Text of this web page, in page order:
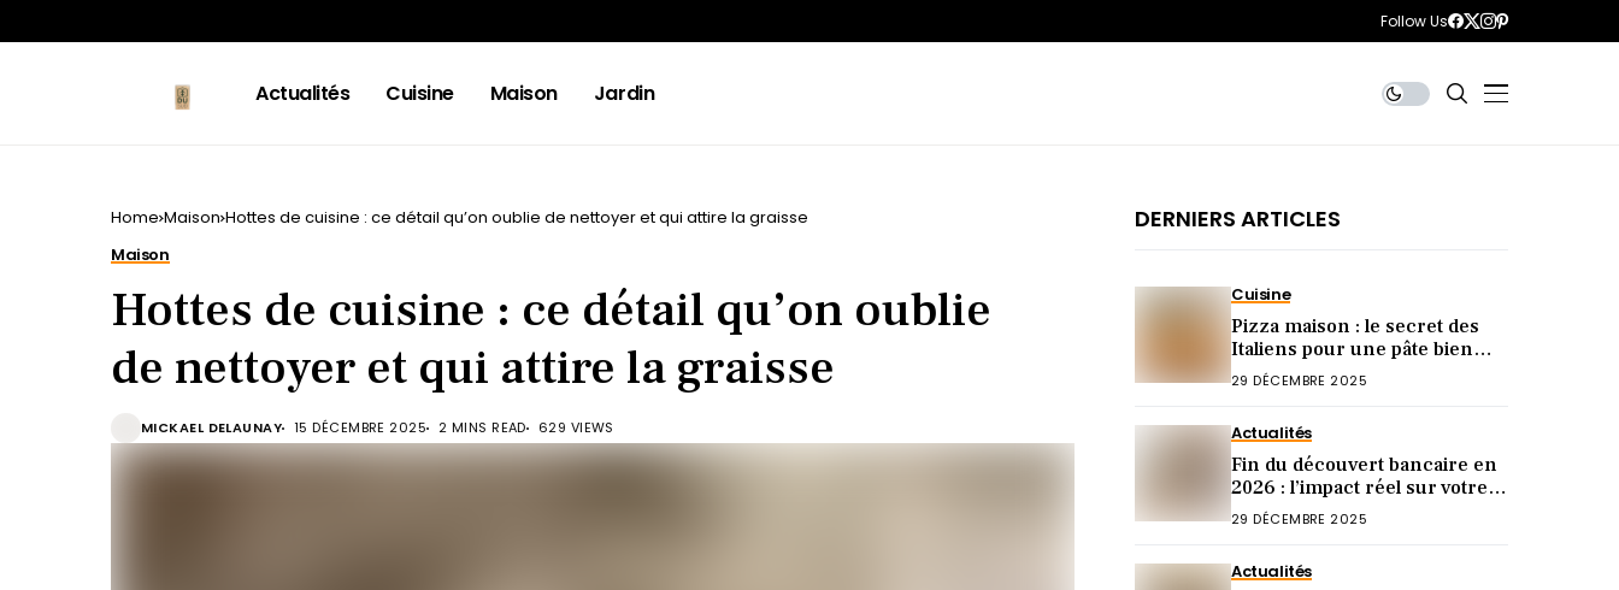
Follow Us
Actualités Cuisine Maison Jardin
Home Maison Hottes de cuisine : ce détail qu’on oublie de nettoyer et qui attire la graisse
Maison
Hottes de cuisine : ce détail qu’on oublie
de nettoyer et qui attire la graisse
MICKAEL DELAUNAY 15 DÉCEMBRE 2025 2 MINS READ 629 VIEWS
DERNIERS ARTICLES
Cuisine
Pizza maison : le secret des
Italiens pour une pâte bien
épaisse, ultra moelleuse et
29 DÉCEMBRE 2025
Actualités
Fin du découvert bancaire en
2026 : l’impact réel sur votre
budget et vos placements
29 DÉCEMBRE 2025
Actualités